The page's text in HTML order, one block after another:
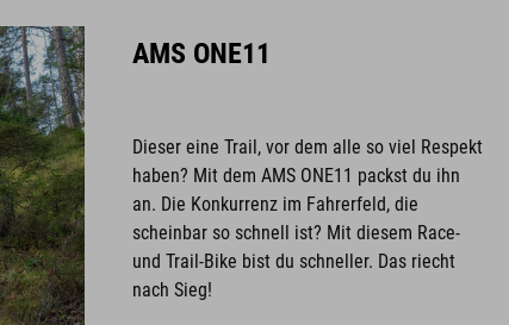
AMS ONE11
Dieser eine Trail, vor dem alle so viel Respekt
haben? Mit dem AMS ONE11 packst du ihn
an. Die Konkurrenz im Fahrerfeld, die
scheinbar so schnell ist? Mit diesem Race-
und Trail-Bike bist du schneller. Das riecht
nach Sieg!